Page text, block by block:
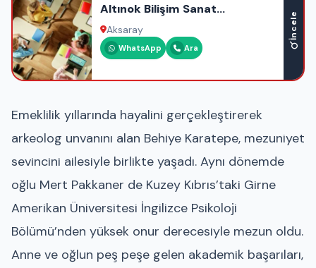
Altınok Bilişim Sanat
Akademisi
Aksaray
WhatsApp Ara
İncele
Emeklilik yıllarında hayalini gerçekleştirerek
arkeolog unvanını alan Behiye Karatepe, mezuniyet
sevincini ailesiyle birlikte yaşadı. Aynı dönemde
oğlu Mert Pakkaner de Kuzey Kıbrıs’taki Girne
Amerikan Üniversitesi İngilizce Psikoloji
Bölümü’nden yüksek onur derecesiyle mezun oldu.
Anne ve oğlun peş peşe gelen akademik başarıları,